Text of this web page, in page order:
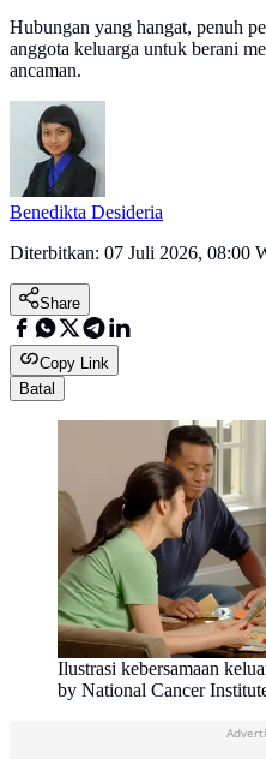
Hubungan yang hangat, penuh
anggota keluarga untuk berani
ancaman.
Benedikta Desideria
Diterbitkan: 07 Juli 2026, 08:00
Share
Copy Link
Batal
Ilustrasi kebersamaan
by National Cancer